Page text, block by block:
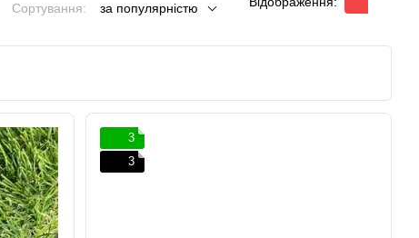
Сортування: за популярністю
3
3